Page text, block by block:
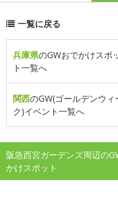
一覧に戻る
兵庫県のGWおでかけスポ
ト一覧へ
関西のGW(ゴールデンウィ
ク)イベント一覧へ
阪急西宮ガーデンズ周辺の
かけスポット